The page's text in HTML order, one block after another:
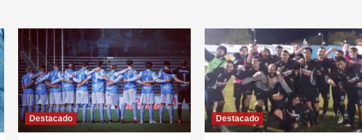
Destacado Destacado